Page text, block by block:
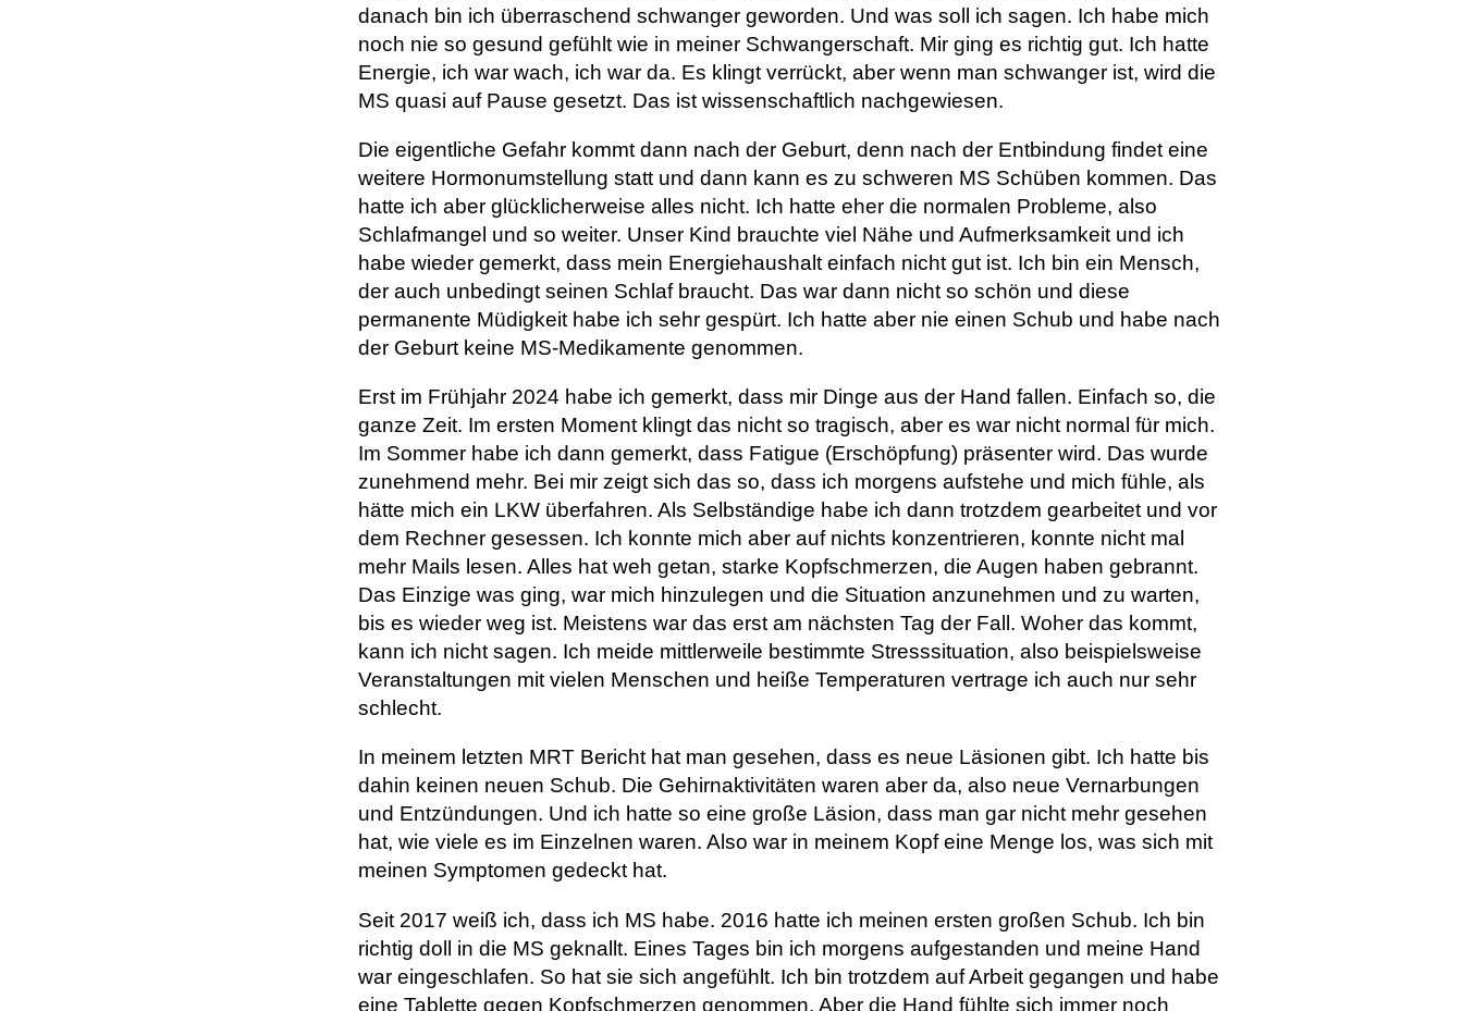
danach bin ich überraschend schwanger geworden. Und was soll ich sagen. Ich habe mich
noch nie so gesund gefühlt wie in meiner Schwangerschaft. Mir ging es richtig gut. Ich hatte
Energie, ich war wach, ich war da. Es klingt verrückt, aber wenn man schwanger ist, wird die
MS quasi auf Pause gesetzt. Das ist wissenschaftlich nachgewiesen.
Die eigentliche Gefahr kommt dann nach der Geburt, denn nach der Entbindung findet eine
weitere Hormonumstellung statt und dann kann es zu schweren MS Schüben kommen. Das
hatte ich aber glücklicherweise alles nicht. Ich hatte eher die normalen Probleme, also
Schlafmangel und so weiter. Unser Kind brauchte viel Nähe und Aufmerksamkeit und ich
habe wieder gemerkt, dass mein Energiehaushalt einfach nicht gut ist. Ich bin ein Mensch,
der auch unbedingt seinen Schlaf braucht. Das war dann nicht so schön und diese
permanente Müdigkeit habe ich sehr gespürt. Ich hatte aber nie einen Schub und habe nach
der Geburt keine MS-Medikamente genommen.
Erst im Frühjahr 2024 habe ich gemerkt, dass mir Dinge aus der Hand fallen. Einfach so, die
ganze Zeit. Im ersten Moment klingt das nicht so tragisch, aber es war nicht normal für mich.
Im Sommer habe ich dann gemerkt, dass Fatigue (Erschöpfung) präsenter wird. Das wurde
zunehmend mehr. Bei mir zeigt sich das so, dass ich morgens aufstehe und mich fühle, als
hätte mich ein LKW überfahren. Als Selbständige habe ich dann trotzdem gearbeitet und vor
dem Rechner gesessen. Ich konnte mich aber auf nichts konzentrieren, konnte nicht mal
mehr Mails lesen. Alles hat weh getan, starke Kopfschmerzen, die Augen haben gebrannt.
Das Einzige was ging, war mich hinzulegen und die Situation anzunehmen und zu warten,
bis es wieder weg ist. Meistens war das erst am nächsten Tag der Fall. Woher das kommt,
kann ich nicht sagen. Ich meide mittlerweile bestimmte Stresssituation, also beispielsweise
Veranstaltungen mit vielen Menschen und heiße Temperaturen vertrage ich auch nur sehr
schlecht.
In meinem letzten MRT Bericht hat man gesehen, dass es neue Läsionen gibt. Ich hatte bis
dahin keinen neuen Schub. Die Gehirnaktivitäten waren aber da, also neue Vernarbungen
und Entzündungen. Und ich hatte so eine große Läsion, dass man gar nicht mehr gesehen
hat, wie viele es im Einzelnen waren. Also war in meinem Kopf eine Menge los, was sich mit
meinen Symptomen gedeckt hat.
Seit 2017 weiß ich, dass ich MS habe. 2016 hatte ich meinen ersten großen Schub. Ich bin
richtig doll in die MS geknallt. Eines Tages bin ich morgens aufgestanden und meine Hand
war eingeschlafen. So hat sie sich angefühlt. Ich bin trotzdem auf Arbeit gegangen und habe
eine Tablette gegen Kopfschmerzen genommen. Aber die Hand fühlte sich immer noch